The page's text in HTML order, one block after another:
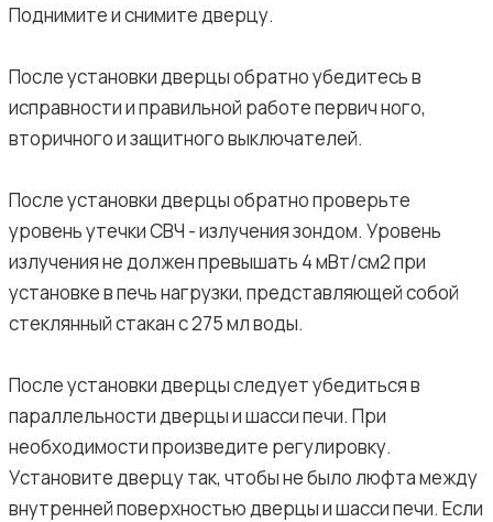
Поднимите и снимите дверцу.
После установки дверцы обратно убедитесь в
исправности и правильной работе первич ного,
вторичного и защитного выключателей.
После установки дверцы обратно проверьте
уровень утечки СВЧ - излучения зондом. Уровень
излучения не должен превышать 4 мВт/см2 при
установке в печь нагрузки, представляющей собой
стеклянный стакан с 275 мл воды.
После установки дверцы следует убедиться в
параллельности дверцы и шасси печи. При
необходимости произведите регулировку.
Установите дверцу так, чтобы не было люфта между
внутренней поверхностью дверцы и шасси печи. Если